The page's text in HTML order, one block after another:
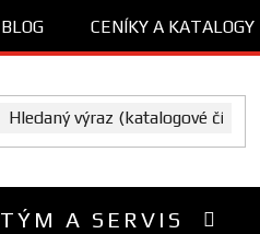
BLOG CENÍKY A KATALOGY
TÝM A SERVIS